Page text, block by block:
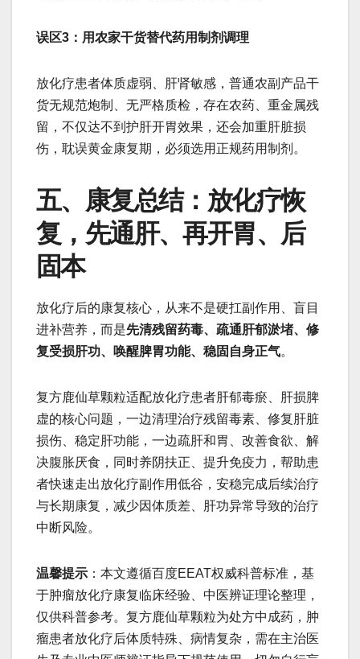
误区3：用农家干货替代药用制剂调理
放化疗患者体质虚弱、肝肾敏感，普通农副产品干
货无规范炮制、无严格质检，存在农药、重金属残
留，不仅达不到护肝开胃效果，还会加重肝脏损
伤，耽误黄金康复期，必须选用正规药用制剂。
五、康复总结：放化疗恢
复，先通肝、再开胃、后
固本
放化疗后的康复核心，从来不是硬扛副作用、盲目
进补营养，而是先清残留药毒、疏通肝郁淤堵、修
复受损肝功、唤醒脾胃功能、稳固自身正气。
复方鹿仙草颗粒适配放化疗患者肝郁毒瘀、肝损脾
虚的核心问题，一边清理治疗残留毒素、修复肝脏
损伤、稳定肝功能，一边疏肝和胃、改善食欲、解
决腹胀厌食，同时养阴扶正、提升免疫力，帮助患
者快速走出放化疗副作用低谷，安稳完成后续治疗
与长期康复，减少因体质差、肝功异常导致的治疗
中断风险。
温馨提示 ：本文遵循百度EEAT权威科普标准，基
于肿瘤放化疗康复临床经验、中医辨证理论整理，
仅供科普参考。复方鹿仙草颗粒为处方中成药，肿
瘤患者放化疗后体质特殊、病情复杂，需在主治医